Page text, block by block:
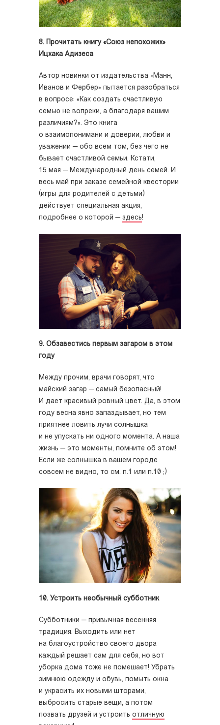
8. Прочитать книгу «Союз непохожих»
Ицхака Адизеса
Автор новинки от издательства «Манн,
Иванов и Фербер» пытается разобраться
в вопросе: «Как создать счастливую
семью не вопреки, а благодаря вашим
различиям?». Это книга
о взаимопонимани и доверии, любви и
уважении — обо всем том, без чего не
бывает счастливой семьи. Кстати,
15 мая — Международный день семей. И
весь май при заказе семейной квестории
(игры для родителей с детьми)
действует специальная акция,
подробнее о которой — здесь!
9. Обзавестись первым загаром в этом
году
Между прочим, врачи говорят, что
майский загар — самый безопасный!
И дает красивый ровный цвет. Да, в этом
году весна явно запаздывает, но тем
приятнее ловить лучи солнышка
и не упускать ни одного момента. А наша
жизнь — это моменты, помните об этом!
Если же солнышка в вашем городе
совсем не видно, то см. п.1 или п.10 ;)
10. Устроить необычный субботник
Субботники — привычная весенняя
традиция. Выходить или нет
на благоустройство своего двора
каждый решает сам для себя, но вот
уборка дома тоже не помешает! Убрать
зимнюю одежду и обувь, помыть окна
и украсить их новыми шторами,
выбросить старые вещи, а потом
позвать друзей и устроить отличную